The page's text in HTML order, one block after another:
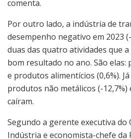
comenta.
Por outro lado, a indústria de
desempenho negativo em 2023
duas das quatro atividades que
bom resultado no ano. São elas:
e produtos alimentícios (0,6%).
produtos não metálicos (-12,7%)
caíram.
Segundo a gerente executiva do
Indústria e economista-chefe da